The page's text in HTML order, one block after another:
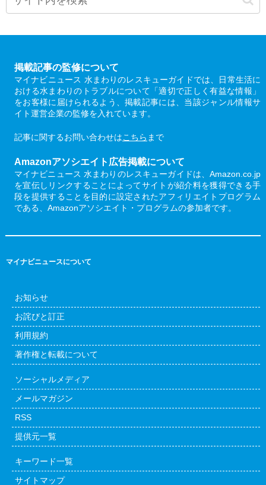
掲載記事の監修について
マイナビニュース 水まわりのレスキューガイドでは、日常生活に
おける水まわりのトラブルについて「適切で正しく有益な情報」
をお客様に届けられるよう、掲載記事には、当該ジャンル情報サ
イト運営企業の監修を入れています。
記事に関するお問い合わせはこちら まで
Amazonアソシエイト広告掲載について
マイナビニュース 水まわりのレスキューガイドは、Amazon.co.jp
を宣伝しリンクすることによってサイトが紹介料を獲得できる手
段を提供することを目的に設定されたアフィリエイトプログラム
である、Amazonアソシエイト・プログラムの参加者です。
マイナビニュースについて
お知らせ
お詫びと訂正
利用規約
著作権と転載について
ソーシャルメディア
メールマガジン
RSS
提供元一覧
キーワード一覧
サイトマップ